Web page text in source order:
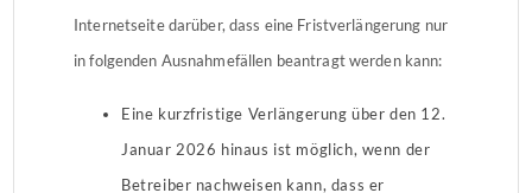
Internetseite darüber, dass eine Fristverlängerung nur
in folgenden Ausnahmefällen beantragt werden kann:
Eine kurzfristige Verlängerung über den 12.
Januar 2026 hinaus ist möglich, wenn der
Betreiber nachweisen kann, dass er